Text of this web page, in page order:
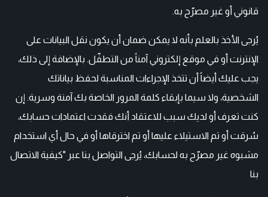
قانوني أو غير مصرّح به.
يُرجى الأخذ بالعلم بأنه لا يمكن ضمان أن يكون نقل البيانات على
الإنترنت أو في موقع إلكتروني آمناً من التطفّل. بالإضافة إلى ذلك،
يجب عليك أيضاً أن تتخذ الإجراءات المناسبة لحفظ بياناتك
الشخصية، ولا سيما بإبقاء كلمة المرور الخاصة بك آمنة وسرية. إن
كنت تعرف أو لديك سبب للاعتقاد أنك فقدت اعتمادات حسابك،
سُرقت أو تم الاستيلاء عليها أو تم اخترقاها أو في حال أي استخدام
مشبوه غير مصرّح به لحسابك، يُرجى التواصل بنا عبر "كيفية الاتصال
بنا